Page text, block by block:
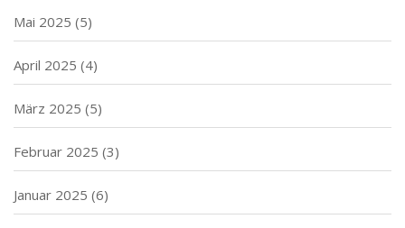
Mai 2025 (5)
April 2025 (4)
März 2025 (5)
Februar 2025 (3)
Januar 2025 (6)